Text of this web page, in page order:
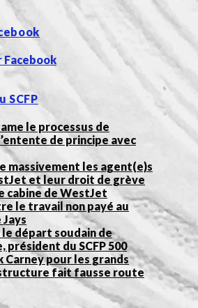
Facebook
SCFP
le processus de
de principe avec
massivement les agent(e)s
et leur droit de grève
cabine de WestJet
le travail non payé au
le départ soudain de
président du SCFP 500
Carney pour les grands
fait fausse route